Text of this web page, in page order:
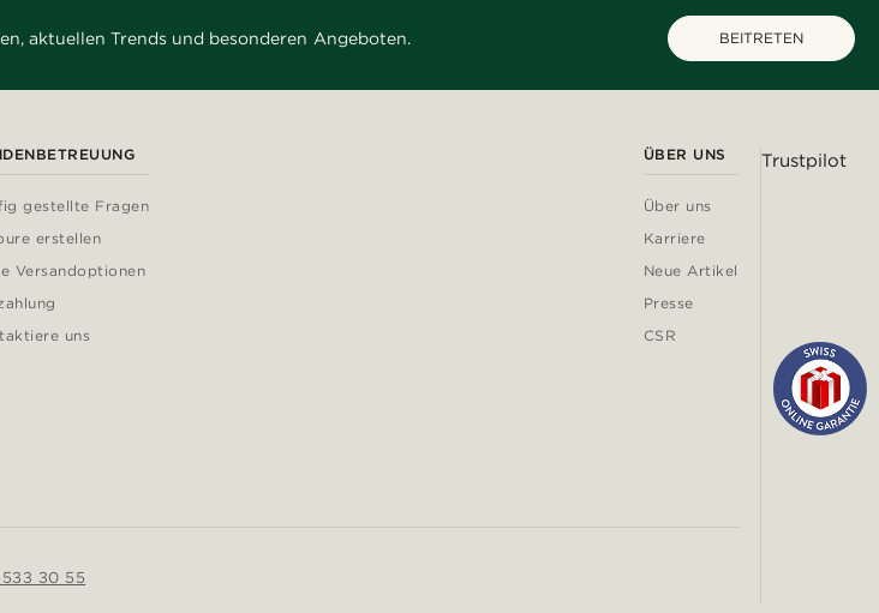
aktuellen Trends und besonderen Angeboten. BEITRETEN
gestellte Fragen
erstellen
Versandoptionen
uns
ÜBER UNS
Über uns
Karriere
Neue Artikel
Presse
CSR
30 55
Trustpilot